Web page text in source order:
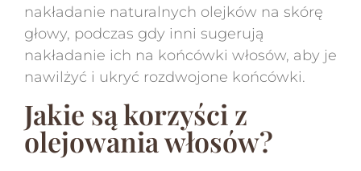
nakładanie naturalnych olejków na skórę
głowy, podczas gdy inni sugerują
nakładanie ich na końcówki włosów, aby je
nawilżyć i ukryć rozdwojone końcówki.
Jakie są korzyści z
olejowania włosów?